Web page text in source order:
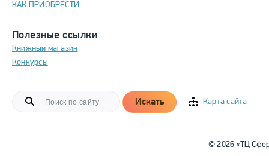
КАК ПРИОБРЕСТИ
Полезные ссылки
Книжный магазин
Конкурсы
Искать Карта сайта
© 2026 «ТЦ